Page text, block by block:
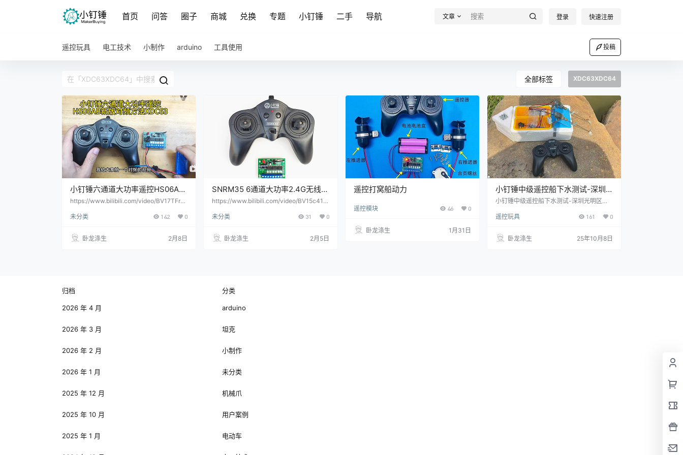
首页 问答 圈子 商城 兑换 专题 小钉锤 二手 导航 文章 登录 快速注册
遥控玩具 电工技术 小制作 arduino 工具使用 投稿
全部标签 XDC63XDC64
小钉锤六通道大功率遥控HS06AB
新版对频方法XDC63
https://www.bilibili.com/video/BV17TFrzf
未分类
142 0
卧龙涤生 2月8日
SNRM35 6通道大功率2.4G无线遥
控接收器套装 玩具车模船模DIY 6-
https://www.bilibili.com/video/BV15c411
未分类
31 0
卧龙涤生 2月5日
遥控打窝船动力
遥控模块 46 0
卧龙涤生 1月31日
小钉锤中级遥控船下水测试-深圳
光明区鹅颈水湿地公园
小钉锤中级遥控船下水测试-深圳光明区鹅
遥控玩具
161 0
卧龙涤生 25年10月8日
归档
2026 年 4 月
2026 年 3 月
2026 年 2 月
2026 年 1 月
2025 年 12 月
2025 年 10 月
2025 年 1 月
分类
arduino
坦克
小制作
未分类
机械爪
用户案例
电动车